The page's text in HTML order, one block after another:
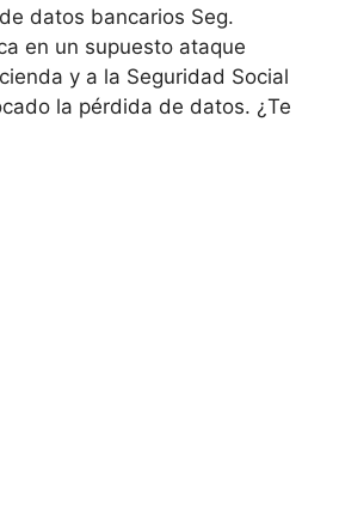
datos bancarios Seg.
en un supuesto ataque
y a la Seguridad Social
la pérdida de datos. ¿Te